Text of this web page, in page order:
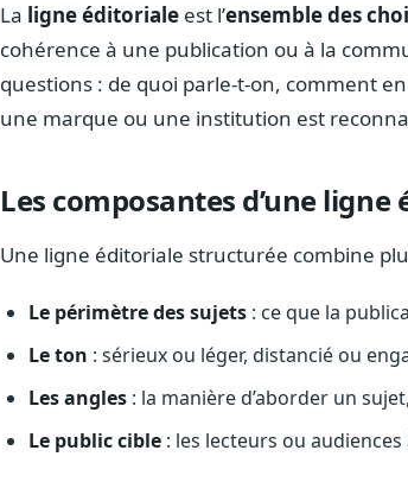
La ligne éditoriale est l’ensemble des
cohérence à une publication ou à la
questions : de quoi parle-t-on, comment
une marque ou une institution est
Les composantes d’une
Une ligne éditoriale structurée combine
Le périmètre des sujets : ce que la
Le ton : sérieux ou léger, distancié ou
Les angles : la manière d’aborder un
Le public cible : les lecteurs ou audiences